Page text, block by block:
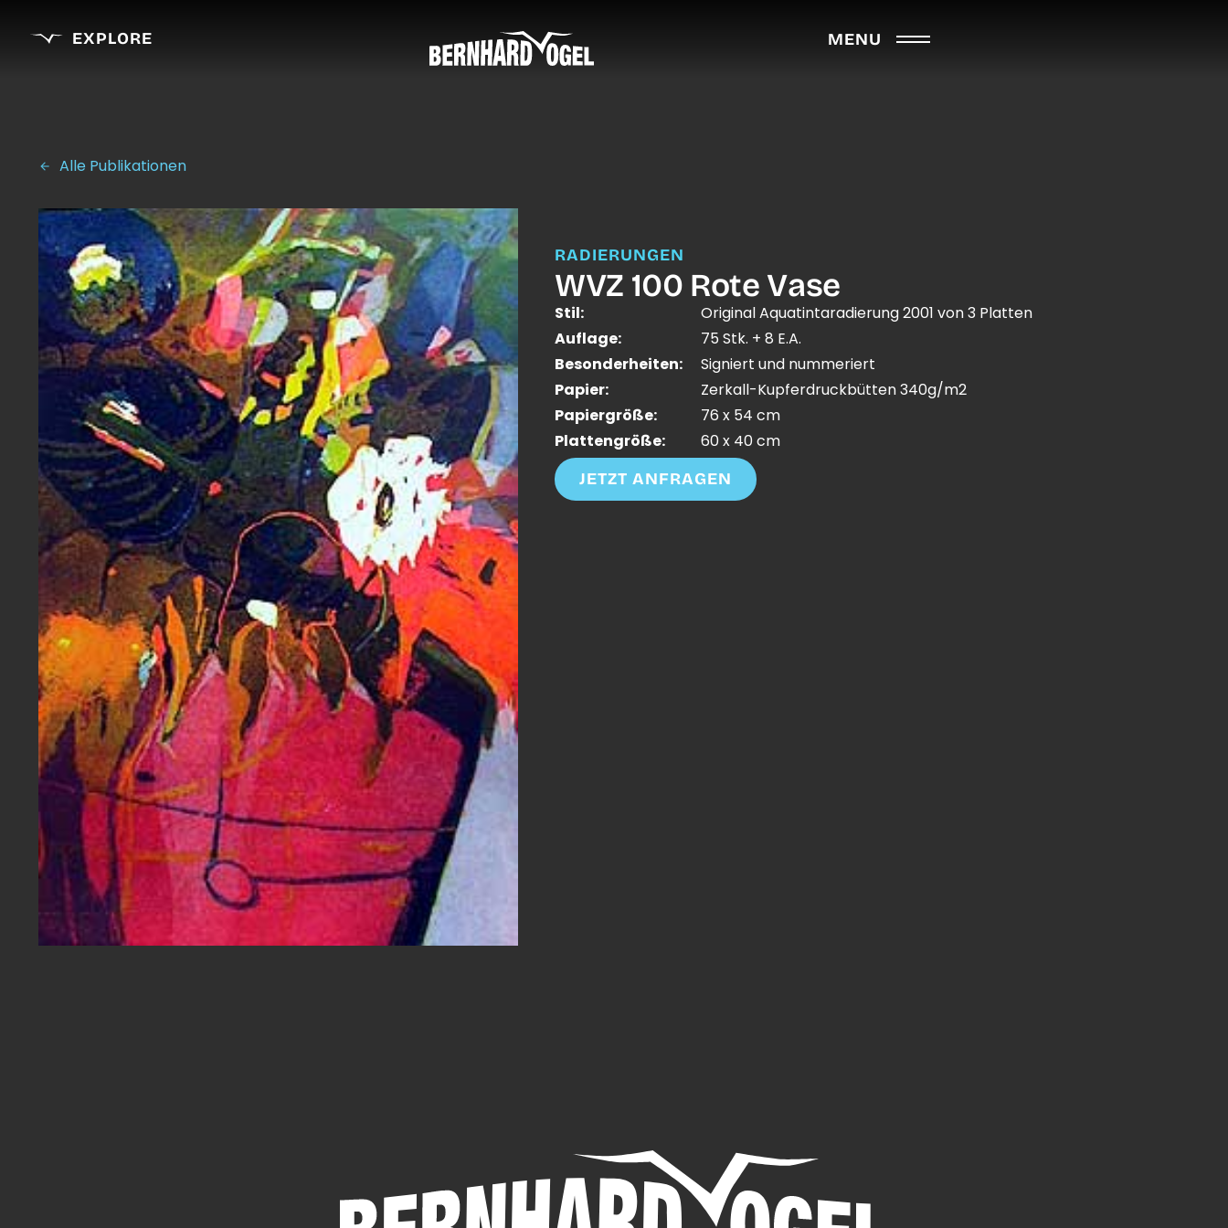
EXPLORE MENU
Alle Publikationen
RADIERUNGEN
WVZ 100 Rote Vase
Stil:
Original Aquatintaradierung 2001 von 3 Platten
Auflage:
75 Stk. + 8 E.A.
Besonderheiten:
Signiert und nummeriert
Papier:
Zerkall-Kupferdruckbütten 340g/m2
Papiergröße:
76 x 54 cm
Plattengröße:
60 x 40 cm
JETZT ANFRAGEN